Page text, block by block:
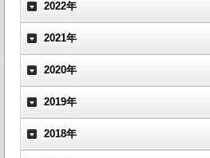
2022年
2021年
2020年
2019年
2018年